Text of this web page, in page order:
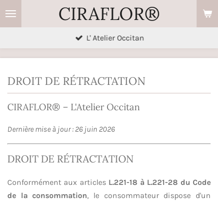
Passer
principal
CIRAFLOR®
L' Atelier Occitan
DROIT DE RÉTRACTATION
CIRAFLOR® – L'Atelier Occitan
Dernière mise à jour : 26 juin 2026
DROIT DE RÉTRACTATION
Conformément aux articles L.221-18 à L.221-28 du Code
de la consommation, le consommateur dispose d'un